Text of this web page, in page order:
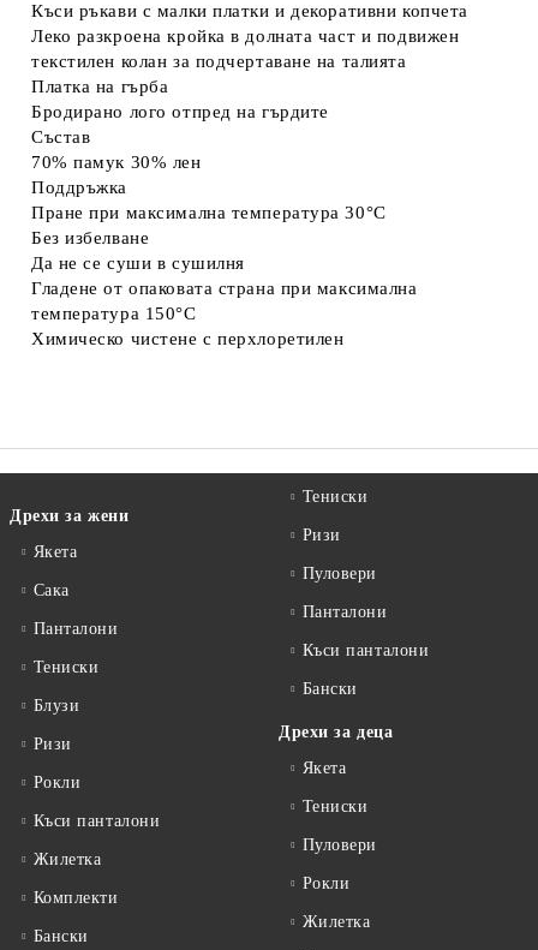
Ние ще се свържем с вас в рамките на работния ден.
Къси ръкави с малки платки и декоративни копчета
Леко разкроена кройка в долната част и подвижен
текстилен колан за подчертаване на талията
Платка на гърба
Бродирано лого отпред на гърдите
Състав
70% памук 30% лен
Поддръжка
Пране при максимална температура 30°C
Без избелване
Да не се суши в сушилня
Гладене от опаковата страна при максимална
температура 150°C
Химическо чистене с перхлоретилен
Дрехи за жени
Якета
Сакa
Панталони
Тениски
Блузи
Ризи
Рокли
Къси панталони
Жилетка
Комплекти
Бански
Тениски
Ризи
Пуловери
Панталони
Къси панталони
Бански
Дрехи за деца
Якета
Тениски
Пуловери
Рокли
Жилетка